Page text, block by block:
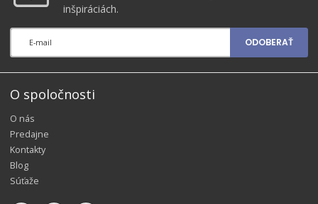
inšpiráciách.
ODOBERAŤ
O spoločnosti
O nás
Predajne
Kontakty
Blog
Súťaže